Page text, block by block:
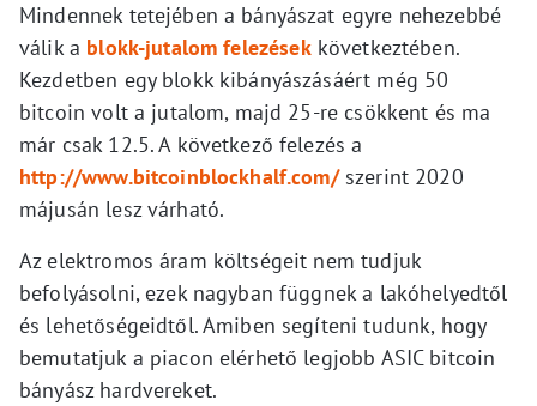
Mindennek tetejében a bányászat egyre nehezebbé
válik a blokk-jutalom felezésekkövetkeztében.
Kezdetben egy blokk kibányászásáért még 50
bitcoin volt a jutalom, majd 25-re csökkent és ma
már csak 12.5. A következő felezés a
http://www.bitcoinblockhalf.com/szerint 2020
májusán lesz várható.
Az elektromos áram költségeit nem tudjuk
befolyásolni, ezek nagyban függnek a lakóhelyedtől
és lehetőségeidtől. Amiben segíteni tudunk, hogy
bemutatjuk a piacon elérhető legjobb ASIC bitcoin
bányász hardvereket.